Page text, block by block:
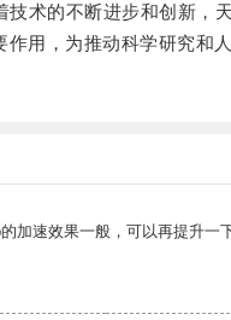
术的不断进步和创新，
作用，为推动科学研究和
加速效果一般，可以再提升一